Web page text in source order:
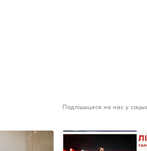
Падпішыцеся на нас у